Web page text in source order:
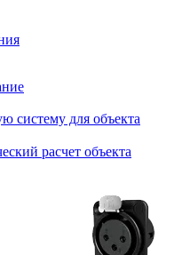
систему для объекта
расчет объекта